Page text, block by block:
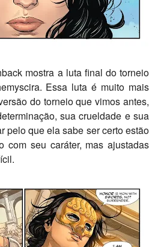
mostra a luta final do torneio
Essa luta é muito mais
do torneio que vimos antes,
sua crueldade e sua
pelo que ela sabe ser certo estão
com seu caráter, mas ajustadas